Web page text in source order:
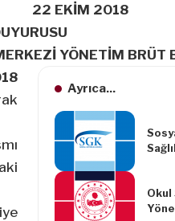
22 EKİM 2018
YÖNETİM BRÜT
Ayrıca...
Okul